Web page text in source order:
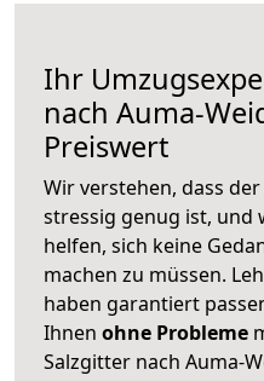
Ihr
nach Auma-
Preiswert
Wir verstehen, dass
stressig genug ist, und
helfen, sich keine
machen zu müssen.
haben garantiert
Ihnen ohne Probleme
Salzgitter nach Auma-